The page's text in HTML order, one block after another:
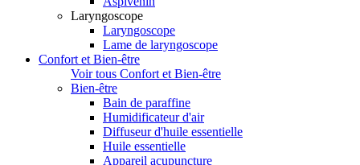
Laryngoscope
Laryngoscope
Lame de laryngoscope
Confort et Bien-être
Voir tous Confort et Bien-être
Bien-être
Bain de paraffine
Humidificateur d'air
Diffuseur d'huile essentielle
Huile essentielle
Appareil acupuncture